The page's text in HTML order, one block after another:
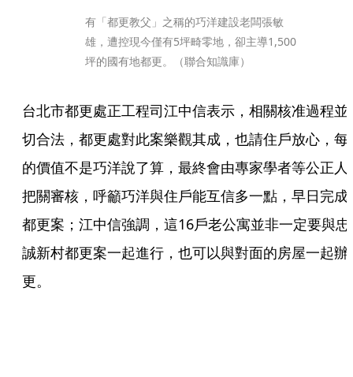
有「都更教父」之稱的巧洋建設老闆張敏
雄，遭控現今僅有5坪畸零地，卻主導1,500
坪的國有地都更。（聯合知識庫）
台北市都更處正工程司江中信表示，相關核准過程並
切合法，都更處對此案樂觀其成，也請住戶放心，每
的價值不是巧洋說了算，最終會由專家學者等公正人
把關審核，呼籲巧洋與住戶能互信多一點，早日完成
都更案；江中信強調，這16戶老公寓並非一定要與忠
誠新村都更案一起進行，也可以與對面的房屋一起辦
更。